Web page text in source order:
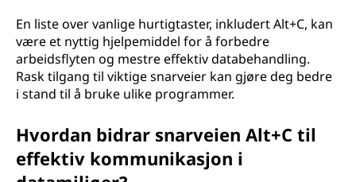
En liste over vanlige hurtigtaster, inkludert Alt+C, kan
være et nyttig hjelpemiddel for å forbedre
arbeidsflyten og mestre effektiv databehandling.
Rask tilgang til viktige snarveier kan gjøre deg bedre
i stand til å bruke ulike programmer.
Hvordan bidrar snarveien Alt+C til
effektiv kommunikasjon i